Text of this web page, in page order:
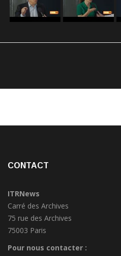
CONTACT
ITRNews
Carré des Archives
75 rue des Archives
75003 Paris
Pour nous contacter :